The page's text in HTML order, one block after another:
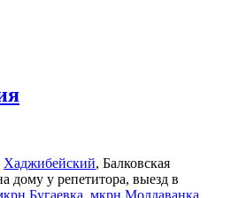
Хаджибейский, Балковская
дому у репетитора, выезд в